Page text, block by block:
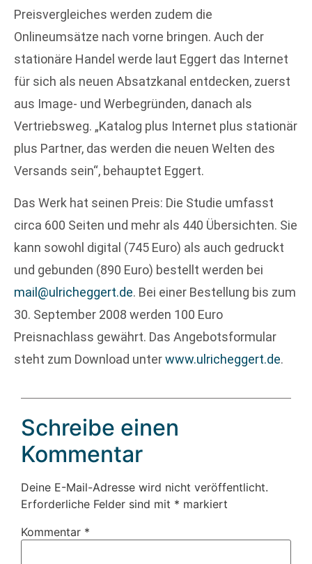
Preisvergleiches werden zudem die
Onlineumsätze nach vorne bringen. Auch der
stationäre Handel werde laut Eggert das Internet
für sich als neuen Absatzkanal entdecken, zuerst
aus Image- und Werbegründen, danach als
Vertriebsweg. „Katalog plus Internet plus stationär
plus Partner, das werden die neuen Welten des
Versands sein“, behauptet Eggert.
Das Werk hat seinen Preis: Die Studie umfasst
circa 600 Seiten und mehr als 440 Übersichten. Sie
kann sowohl digital (745 Euro) als auch gedruckt
und gebunden (890 Euro) bestellt werden bei
mail@ulricheggert.de. Bei einer Bestellung bis zum
30. September 2008 werden 100 Euro
Preisnachlass gewährt. Das Angebotsformular
steht zum Download unterwww.ulricheggert.de.
Schreibe einen
Kommentar
Deine E-Mail-Adresse wird nicht veröffentlicht.
Erforderliche Felder sind mit * markiert
Kommentar *